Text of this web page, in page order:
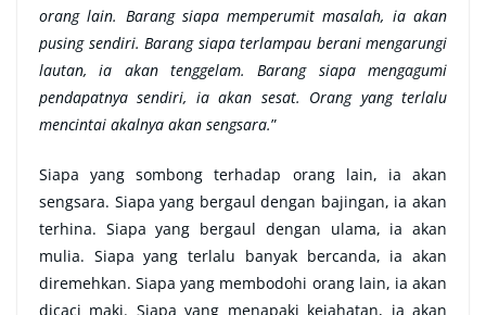
orang lain. Barang siapa memperumit masalah, ia akan
pusing sendiri. Barang siapa terlampau berani mengarungi
lautan, ia akan tenggelam. Barang siapa mengagumi
pendapatnya sendiri, ia akan sesat. Orang yang terlalu
mencintai akalnya akan sengsara.”
Siapa yang sombong terhadap orang lain, ia akan
sengsara. Siapa yang bergaul dengan bajingan, ia akan
terhina. Siapa yang bergaul dengan ulama, ia akan
mulia. Siapa yang terlalu banyak bercanda, ia akan
diremehkan. Siapa yang membodohi orang lain, ia akan
dicaci maki. Siapa yang menapaki kejahatan, ia akan